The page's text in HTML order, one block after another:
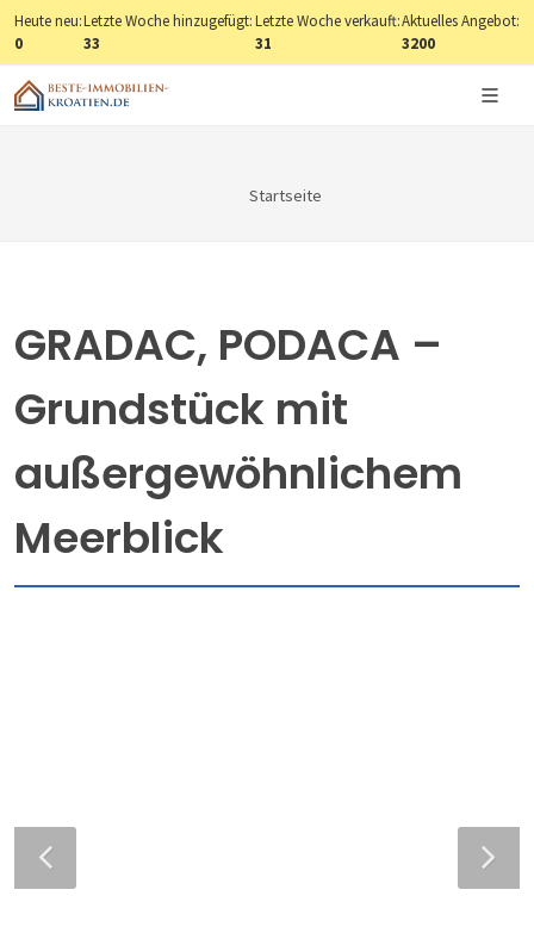
Heute neu:
0
Letzte Woche hinzugefügt:
33
Letzte Woche verkauft:
31
Aktuelles Angebot:
3200
Startseite
GRADAC, PODACA –
Grundstück mit
außergewöhnlichem
Meerblick